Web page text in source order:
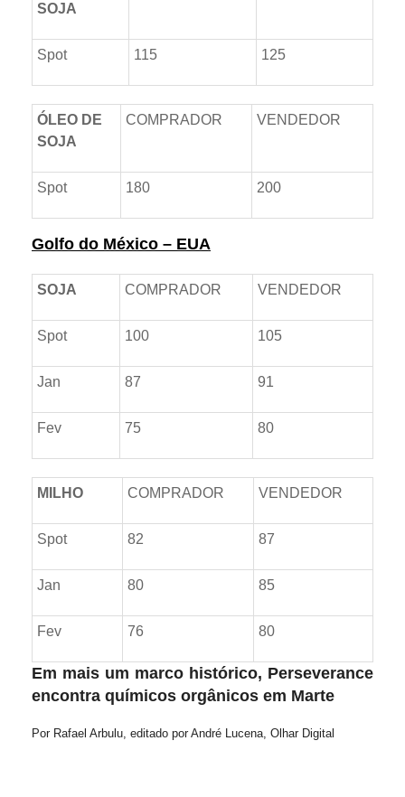
SOJA
Spot 115 125
ÓLEO DE
SOJA
COMPRADOR VENDEDOR
Spot 180 200
Golfo do México – EUA
SOJA COMPRADOR VENDEDOR
Spot 100 105
Jan 87 91
Fev 75 80
MILHO COMPRADOR VENDEDOR
Spot 82 87
Jan 80 85
Fev 76 80
Em mais um marco histórico, Perseverance
encontra químicos orgânicos em Marte
Por Rafael Arbulu, editado por André Lucena, Olhar Digital